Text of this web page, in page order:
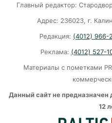
Порядка 3 тысяч
оплатили маткапиталом
Главный редактор:
Адрес: 236023, г.
Редакция: (4012) 966-
Реклама: (4012) 527-
Материалы с пометками
Данный сайт не
12